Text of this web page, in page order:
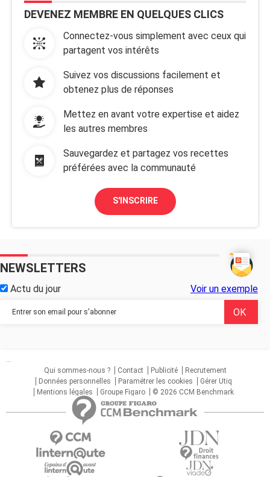
DEVENEZ MEMBRE EN QUELQUES CLICS
Connectez-vous simplement avec ceux qui
partagent vos intérêts
Suivez vos discussions facilement et
obtenez plus de réponses
Mettez en avant votre expertise et aidez
les autres membres
Sauvegardez et partagez vos recettes
préférées avec la communauté
S'INSCRIRE
NEWSLETTERS
Actu du jour Voir un exemple
...
Qui sommes-nous ?
Contact Publicité
Recrutement
Données personnelles
Paramétrer les cookies
Gérer Utiq
Mentions légales
Groupe Figaro © 2026 CCM Benchmark